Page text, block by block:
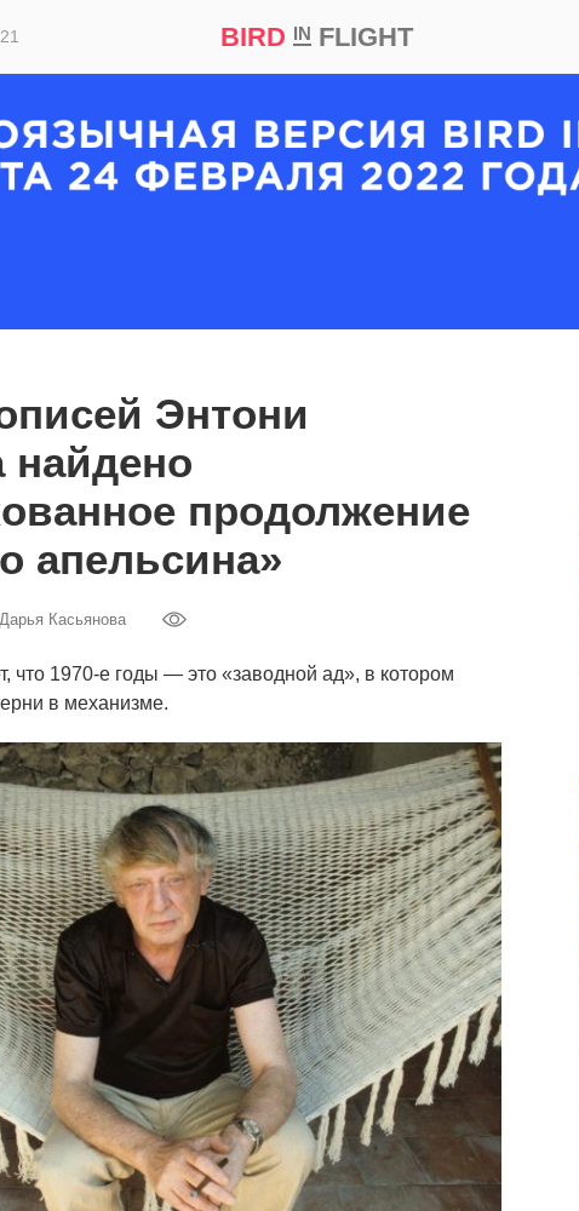
BIRD INFLIGHT
Энтони
найдено
продолжение
апельсина»
Дарья Касьянова
что 1970-е годы — это «заводной ад», в котором
в механизме.